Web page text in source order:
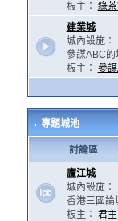
板主： 綠
建業城
城內設施：
參謀ABC的
板主： 參
專題城池
討論區
廬江城
城內設施：
香港三國論
板主： 君主